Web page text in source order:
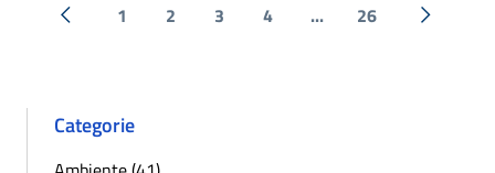
« Precedente
1 2 3 4 ... 26
Categorie